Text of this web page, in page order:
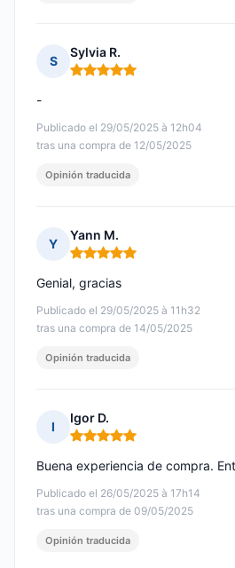
S
Sylvia R.
Nota: 5 de 5
Publicado el 29/05/2025 à 12h04
tras una compra de 12/05/2025
-
Opinión traducida
Y
Yann M.
Nota: 5 de 5
Publicado el 29/05/2025 à 11h32
tras una compra de 14/05/2025
Genial, gracias
Opinión traducida
I
Igor D.
Nota: 5 de 5
Publicado el 26/05/2025 à 17h14
tras una compra de 09/05/2025
Buena experiencia de compra.
Opinión traducida